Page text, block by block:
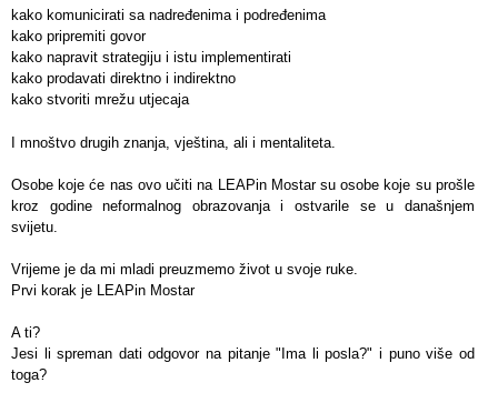
kako komunicirati sa nadređenima i podređenima
kako pripremiti govor
kako napravit strategiju i istu implementirati
kako prodavati direktno i indirektno
kako stvoriti mrežu utjecaja
I mnoštvo drugih znanja, vještina, ali i mentaliteta.
Osobe koje će nas ovo učiti na LEAPin Mostar su osobe koje su prošle
kroz godineneformalnog obrazovanja i ostvarile se u današnjem
svijetu.
Vrijeme je da mi mladi preuzmemo život u svoje ruke.
Prvi korak je LEAPin Mostar
A ti?
Jesi li spreman dati odgovor na pitanje "Ima li posla?" i puno više od
toga?